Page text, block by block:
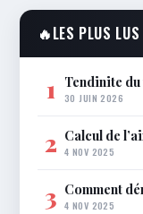
🔥LES PLUS LUS
1 Tendinite
30 JUIN 2026
2 Calcul de
4 NOV 2025
3 Comment
4 NOV 2025